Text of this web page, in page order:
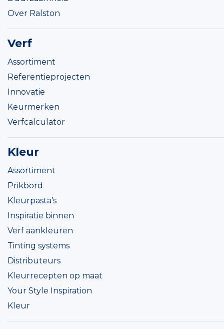
Over Ralston
Verf
Assortiment
Referentieprojecten
Innovatie
Keurmerken
Verfcalculator
Kleur
Assortiment
Prikbord
Kleurpasta’s
Inspiratie binnen
Verf aankleuren
Tinting systems
Distributeurs
Kleurrecepten op maat
Your Style Inspiration
Kleur